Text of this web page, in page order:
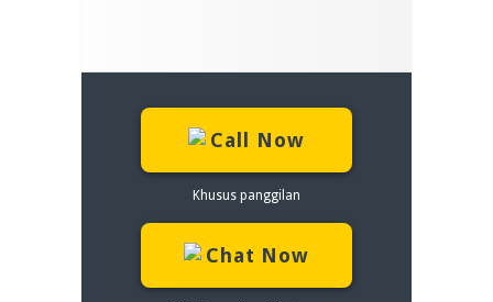
Call Now
Khusus panggilan
Chat Now